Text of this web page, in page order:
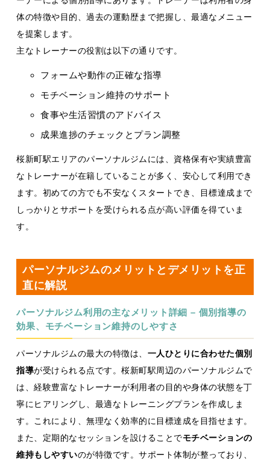
体の特徴や目的、過去の運動歴まで把握し、最適なメニュー
を提案します。
主なトレーナーの役割は以下の通りです。
フォームや動作の正確な指導
モチベーション維持のサポート
食事や生活習慣のアドバイス
成果進捗のチェックとプラン調整
桜新町駅エリアのパーソナルジムには、資格保有や実績豊富
なトレーナーが在籍していることが多く、安心して利用でき
ます。初めての方でも不安なくスタートでき、目標達成まで
しっかりとサポートを受けられる点が高い評価を得ていま
す。
パーソナルジムのメリットとデメリットを正
直に解説
パーソナルジム利用の主なメリット詳細 – 個別指導の
効果、モチベーション維持のしやすさ
パーソナルジムの最大の特徴は、 一人ひとりに合わせた個別
指導が受けられる点です。桜新町駅周辺のパーソナルジムで
は、経験豊富なトレーナーが利用者の目的や身体の状態を丁
寧にヒアリングし、最適なトレーニングプランを作成しま
す。これにより、無理なく効率的に目標達成を目指せます。
また、定期的なセッションを設けることでモチベーションの
維持もしやすいのが特徴です。サポート体制が整っており、